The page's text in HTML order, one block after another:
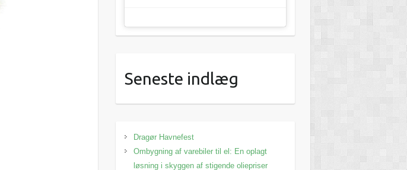
Seneste indlæg
Dragør Havnefest
Ombygning af varebiler til el: En oplagt
løsning i skyggen af stigende oliepriser